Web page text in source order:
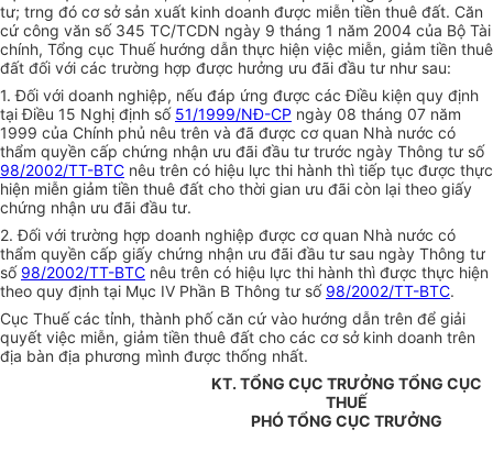
tư; trng đó cơ sở sản xuất kinh doanh được miễn tiền thuê đất. Căn
cứ công văn số 345 TC/TCDN ngày 9 tháng 1 năm 2004 của Bộ Tài
chính, Tổng cục Thuế hướng dẫn thực hiện việc miễn, giảm tiền thuê
đất đối với các trường hợp được hưởng ưu đãi đầu tư như sau:
1. Đối với doanh nghiệp, nếu đáp ứng được các Điều kiện quy định
tại Điều 15 Nghị định số 51/1999/NĐ-CP ngày 08 tháng 07 năm
1999 của Chính phủ nêu trên và đã được cơ quan Nhà nước có
thẩm quyền cấp chứng nhận ưu đãi đầu tư trước ngày Thông tư số
98/2002/TT-BTC nêu trên có hiệu lực thi hành thì tiếp tục được thực
hiện miễn giảm tiền thuê đất cho thời gian ưu đãi còn lại theo giấy
chứng nhận ưu đãi đầu tư.
2. Đối với trường hợp doanh nghiệp được cơ quan Nhà nước có
thẩm quyền cấp giấy chứng nhận ưu đãi đầu tư sau ngày Thông tư
số 98/2002/TT-BTC nêu trên có hiệu lực thi hành thì được thực hiện
theo quy định tại Mục IV Phần B Thông tư số 98/2002/TT-BTC.
Cục Thuế các tỉnh, thành phố căn cứ vào hướng dẫn trên để giải
quyết việc miễn, giảm tiền thuê đất cho các cơ sở kinh doanh trên
địa bàn địa phương mình được thống nhất.
KT. TỔNG CỤC TRƯỞNG TỔNG CỤC
THUẾ
PHÓ TỔNG CỤC TRƯỞNG